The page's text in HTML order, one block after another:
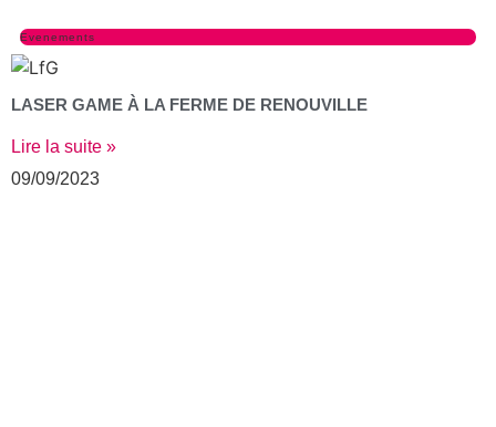
Evenements
LASER GAME À LA FERME DE RENOUVILLE
Lire la suite »
09/09/2023